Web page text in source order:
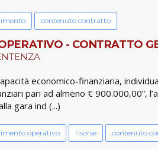
contenuto contratto
- CONTRATTO
economico-finanziaria,
pari ad almeno € 900.000,00”,
gara ind (...)
operativo risorse contenuto